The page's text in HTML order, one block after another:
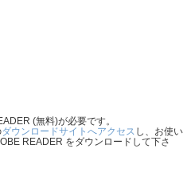
(無料)が必要です。
ダウンロードサイトへアクセス し、お使い
READER をダウンロードして下さ